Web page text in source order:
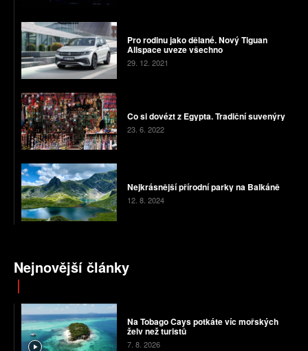
Pro rodinu jako dělané. Nový Tiguan
Allspace uveze všechno
29. 12. 2021
Co si dovézt z Egypta. Tradiční suvenýry
23. 6. 2022
Nejkrásnější přírodní parky na Balkáně
12. 8. 2024
Nejnovější články
Na Tobago Cays potkáte víc mořských
želv než turistů
7. 8. 2026